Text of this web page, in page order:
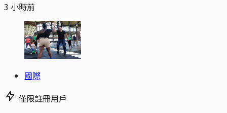
3 小時前
國際
僅限註冊用戶